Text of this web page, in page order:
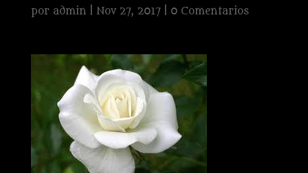
por admin Nov 27, 2017| 0 Comentarios